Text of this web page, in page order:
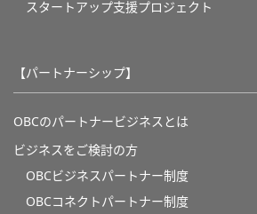
スタートアップ支援プロジェクト
【パートナーシップ】
OBCのパートナービジネスとは
ビジネスをご検討の方
OBCビジネスパートナー制度
OBCコネクトパートナー制度